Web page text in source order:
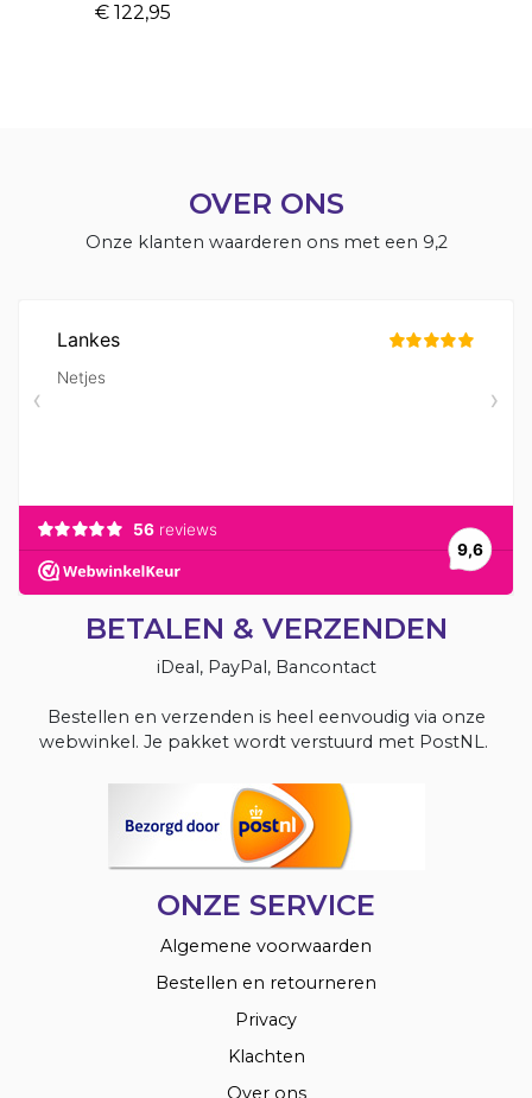
€ 122,95
OVER ONS
Onze klanten waarderen ons met een 9,2
BETALEN & VERZENDEN
iDeal, PayPal, Bancontact
Bestellen en verzenden is heel eenvoudig via onze
webwinkel. Je pakket wordt verstuurd met PostNL.
ONZE SERVICE
Algemene voorwaarden
Bestellen en retourneren
Privacy
Klachten
Over ons